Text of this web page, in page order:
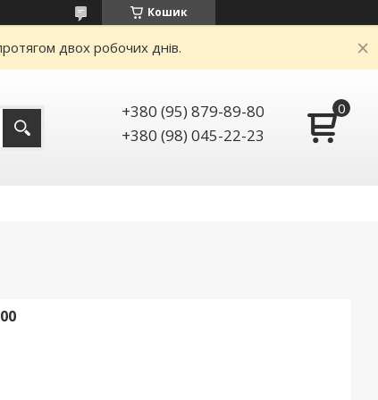
Кошик
двох робочих днів.
+380 (95) 879-89-80
+380 (98) 045-22-23